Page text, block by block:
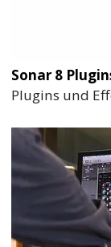
Sonar 8
Plugins und